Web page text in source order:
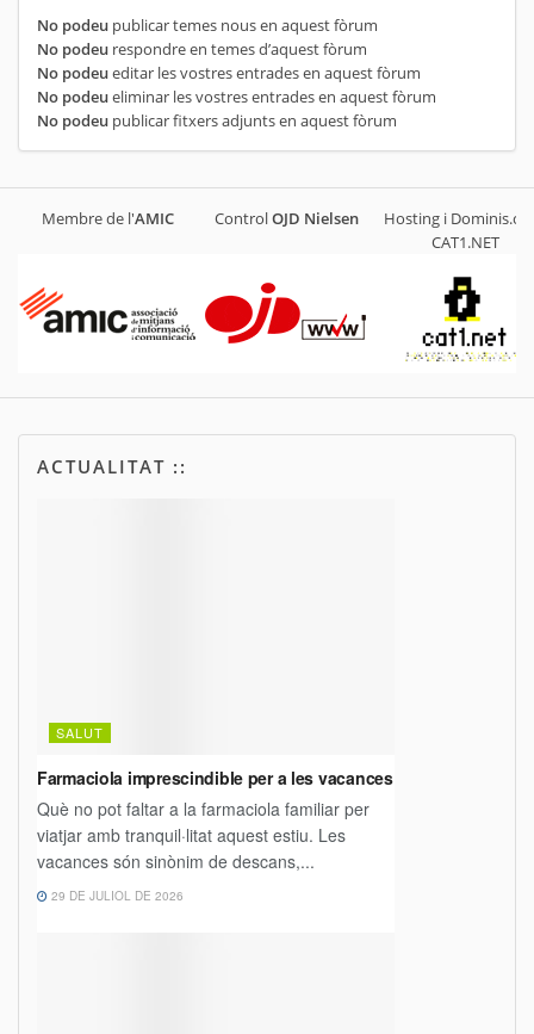
No podeu publicar temes nous en aquest fòrum
No podeu respondre en temes d’aquest fòrum
No podeueditar les vostres entrades en aquest fòrum
No podeueliminar les vostres entrades en aquest fòrum
No podeu publicar fitxers adjunts en aquest fòrum
Membre de l'AMIC ControlOJD Nielsen
Hosting i
CAT1.NET
ACTUALITAT ::